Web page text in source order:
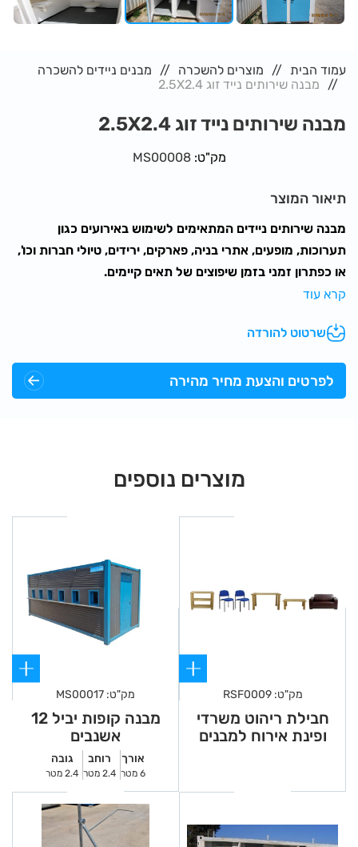
עמוד הבית מוצרים להשכרה
מבנים ניידים להשכרה
מבנה שירותים נייד זוג 2.5X2.4
מבנה שירותים נייד זוג 2.5X2.4
מק"ט:MS00008
תיאור המוצר
מבנה שירותים ניידים המתאימים לשימוש באירועים כגון
תערוכות, מופעים, אתרי בניה, פארקים, ירידים, טיולי חברות וכו',
או כפתרון זמני בזמן שיפוצים של תאים קיימים.
מכיל 2 תאים, 1 בכל צד. גודל כל תא 1.2 מ' * 2.0 מ'.
בכל תא שירותים דלת עם נעילה פנימית, כיור לשטיפת ידיים וחלון
איוורור, אסלה מחרס, מיכל הדחה, תאורה, מתקן לנייר טואלט, פח
מבני השירותים מובלים בהובלת מנוף וניתנים להובלה לכל חלקי
דלת - דלת כניסה פח+מגן גשם.
בידוד - קלקר.
תקרה - אקוסטית.
צבע חוץ - צבע גרגירי - RAL.
קרא עוד
שרטוט להורדה
לפרטים והצעת מחיר מהירה
מוצרים נוספים
מק"ט: RSF0009
חבילת ריהוט משרדי
ופינת אירוח למבנים
מק"ט: MS00017
מבנה קופות יביל 12
אשנבים
אורך
6 מטר
רוחב
2.4 מטר
גובה
2.4 מטר